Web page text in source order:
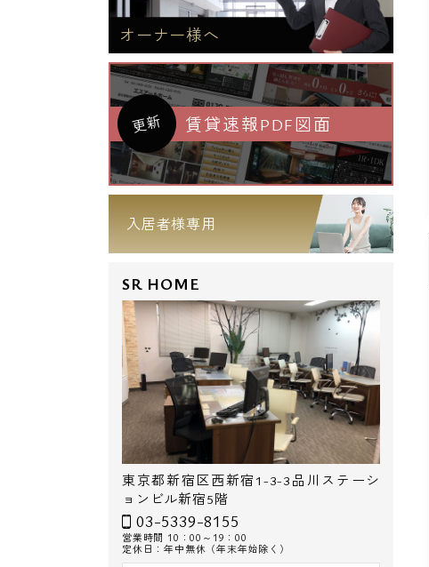
オーナー様へ
更新 賃貸速報PDF図面
入居者様専用
SR HOME
東京都新宿区西新宿1-3-3品川ステーシ
ョンビル新宿5階
03-5339-8155
営業時間 10：00～19：00
定休日：年中無休（年末年始除く）